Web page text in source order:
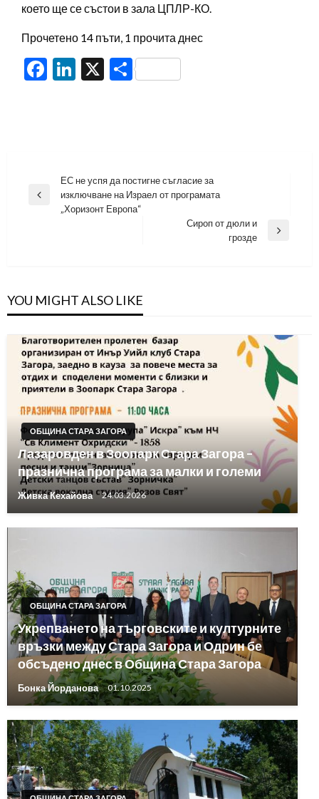
което ще се състои в зала ЦПЛР-КО.
Прочетено 14 пъти, 1 прочита днес
Facebook
LinkedIn
X Share
Навигация
Previous
ЕС не успя да постигне съгласие за
изключване на Израел от програмата
„Хоризонт Европа“
Сироп от дюли и
грозде
YOU MIGHT ALSO LIKE
ОБЩИНА СТАРА ЗАГОРА
Лазаровден в Зоопарк Стара Загора –
празнична програма за малки и големи
Живка Кехайова 24.03.2026
ОБЩИНА СТАРА ЗАГОРА
Укрепването на търговските и културните
връзки между Стара Загора и Одрин бе
обсъдено днес в Община Стара Загора
Бонка Йорданова 01.10.2025